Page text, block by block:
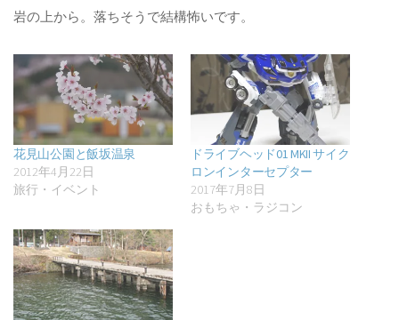
岩の上から。落ちそうで結構怖いです。
花見山公園と飯坂温泉
2012年4月22日
旅行・イベント
ドライブヘッド01 MKII サイク
ロンインターセプター
2017年7月8日
おもちゃ・ラジコン